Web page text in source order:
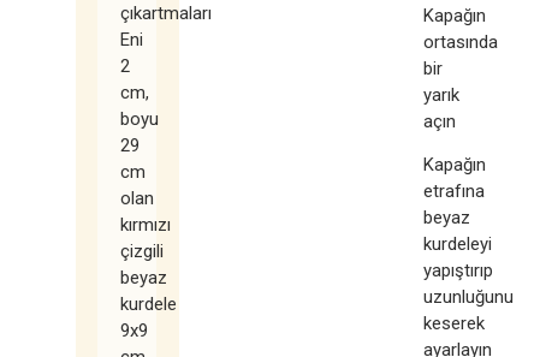
çıkartmaları
Eni
2
cm,
boyu
29
cm
olan
kırmızı
çizgili
beyaz
kurdele
9x9
Kapağın
ortasında
bir
yarık
açın
Kapağın
etrafına
beyaz
kurdeleyi
yapıştırıp
uzunluğunu
keserek
ayarlayın